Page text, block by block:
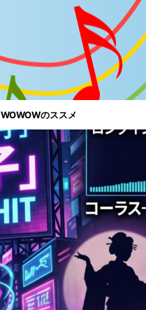
WOWOWのススメ